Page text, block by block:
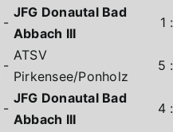
-
JFG Donautal Bad
Abbach III
1
-
ATSV
Pirkensee/Ponholz
5
-
JFG Donautal Bad
Abbach III
4